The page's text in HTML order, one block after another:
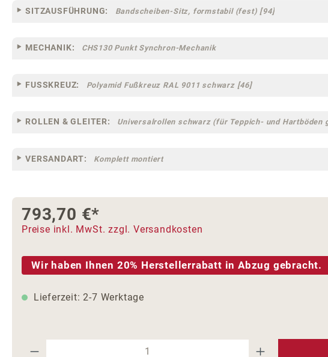
SITZAUSFÜHRUNG: Bandscheiben-Sitz, formstabil (fest) [94]
MECHANIK: CHS130 Punkt Synchron-Mechanik
FUSSKREUZ: Polyamid Fußkreuz RAL 9011 schwarz [46]
ROLLEN & GLEITER: Universalrollen schwarz (für Teppich- und Hartböden
VERSANDART: Komplett montiert
793,70 €*
Preise inkl. MwSt. zzgl. Versandkosten
Wir haben Ihnen 20% Herstellerrabatt in Abzug gebracht.
Lieferzeit: 2-7 Werktage
Produkt Anzahl: Gib den gewünschten